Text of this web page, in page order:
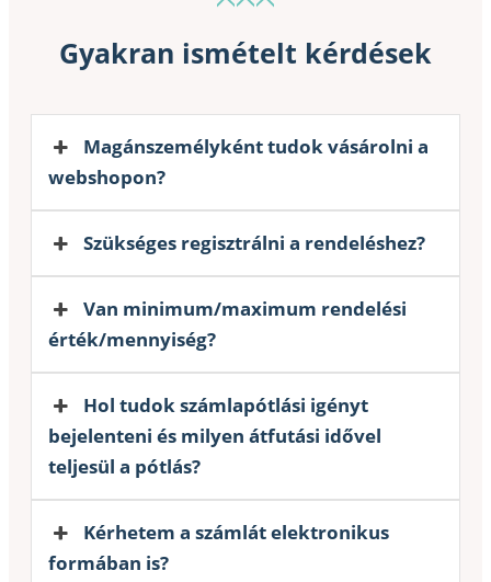
Gyakran ismételt kérdések
Magánszemélyként tudok vásárolni a
webshopon?
Szükséges regisztrálni a rendeléshez?
Van minimum/maximum rendelési
érték/mennyiség?
Hol tudok számlapótlási igényt
bejelenteni és milyen átfutási idővel
teljesül a pótlás?
Kérhetem a számlát elektronikus
formában is?